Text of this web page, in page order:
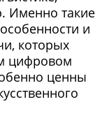
Именно такие
и
которых
цифровом
ценны